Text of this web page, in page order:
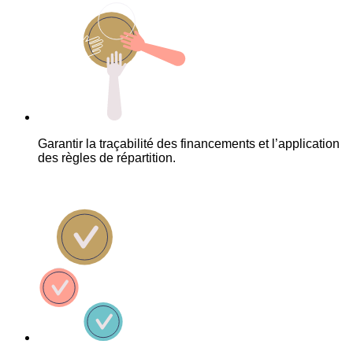
Garantir la traçabilité des financements et l’application
des règles de répartition.